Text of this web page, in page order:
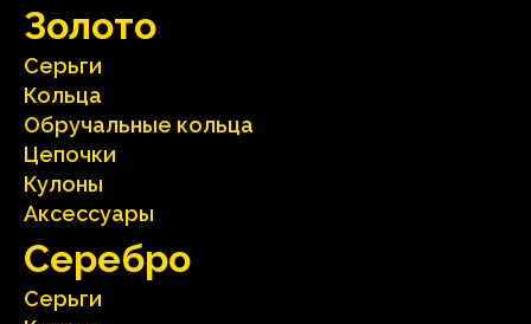
Зoлoтo
Серьги
Кольца
Oбручальные кольца
Цепочки
Кулоны
Аксесcуары
Серебрo
Серьги